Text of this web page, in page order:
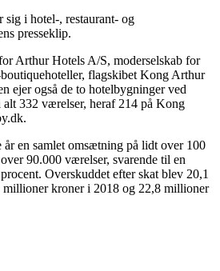
i hotel-, restaurant- og
presseklip.
Arthur Hotels A/S, moderselskab for
flagskibet Kong Arthur
ejer også de to hotelbygninger ved
332 værelser, heraf 214 på Kong
år en samlet omsætning på lidt over 100
90.000 værelser, svarende til en
Overskuddet efter skat blev 20,1
kroner i 2018 og 22,8 millioner